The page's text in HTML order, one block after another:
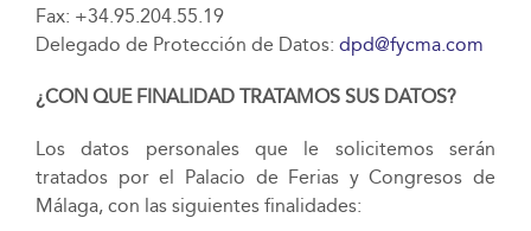
Fax: +34.95.204.55.19
Delegado de Protección de Datos: dpd@fycma.com
¿CON QUE FINALIDAD TRATAMOS SUS DATOS?
Los datos personales que le solicitemos serán
tratados por el Palacio de Ferias y Congresos de
Málaga, con las siguientes finalidades: